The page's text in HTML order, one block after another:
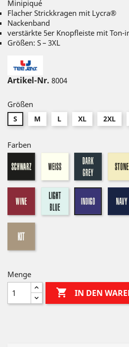
Minipiqué
Flacher Strickkragen mit Lycra®
Nackenband
verstärkte 5er Knopfleiste mit Ton-
Größen: S – 3XL
Artikel-Nr. 8004
Größen
S M L XL 2XL
Farben
weiß
grey
wine
blue
Menge
 IN DEN